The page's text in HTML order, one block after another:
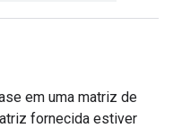
em uma matriz de
fornecida estiver